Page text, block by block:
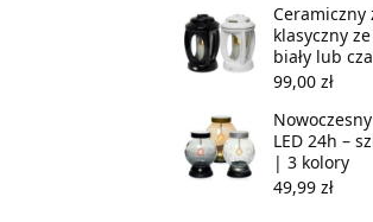
Ceramiczny
klasyczny
biały lub
99,00 zł
LED 24h –
| 3 kolory
49,99 zł